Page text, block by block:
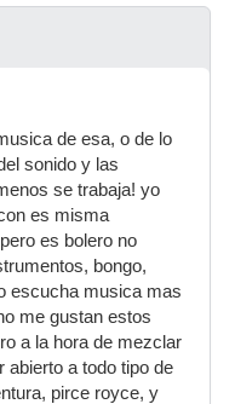
de esa, o de lo
sonido y las
se trabaja! yo
es misma
es bolero no
bongo,
escucha musica mas
me gustan estos
a la hora de mezclar
abierto a todo tipo de
pirce royce, y